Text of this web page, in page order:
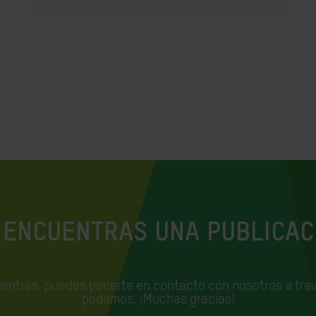
UNA
puedes ponerte en contacto con nosotros a
podamos. ¡Muchas gracias!